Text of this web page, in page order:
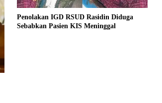
Penolakan IGD RSUD Rasidin Diduga
Sebabkan Pasien KIS Meninggal